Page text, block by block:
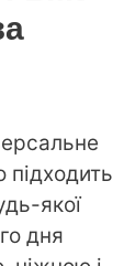
якої
дня